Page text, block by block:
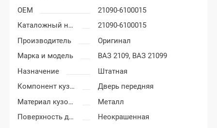
OEM
21090-6100015
Каталожный номер
21090-6100015
Производитель
Оригинал
Марка и модель
ВАЗ 2109, ВАЗ 21099
Назначение
Штатная
Компонент кузова
Дверь передняя
Материал кузовных деталей
Металл
Поверхность двери
Неокрашенная